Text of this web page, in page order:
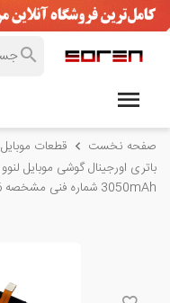
صفحه نخست قطعات موبایل
3050mAh شماره فنی مشخصه BL216